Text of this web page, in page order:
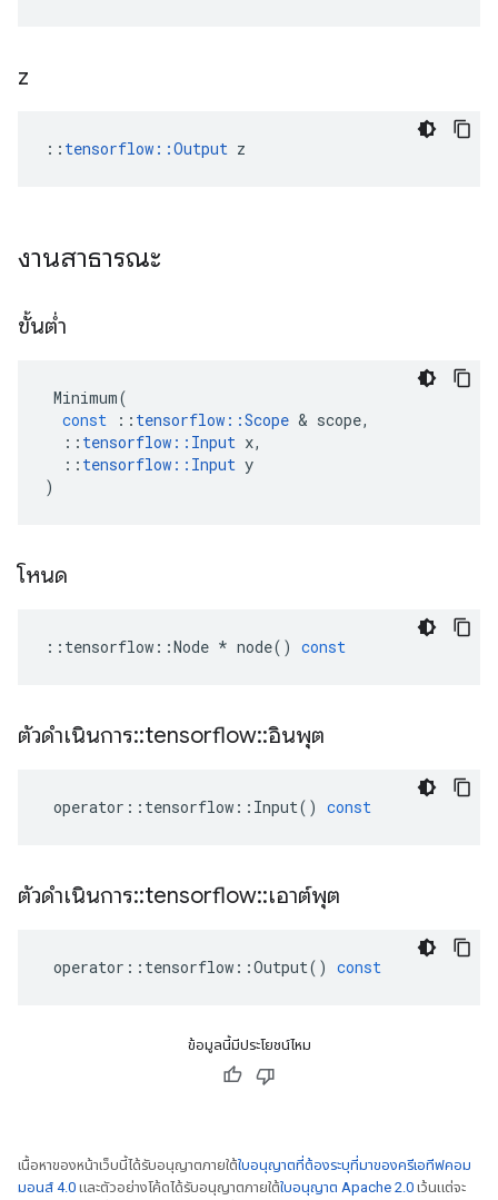
z
:: tensorflow::Output z
งานสาธารณะ
ขั้นต่ำ
Minimum(
const
:: tensorflow ::Scope & scope,
:: tensorflow :: Input x,
:: tensorflow :: Input y
)
โหนด
:: tensorflow ::Node * node() const
ตัวดำเนินการ::tensorflow::อินพุต
operator :: tensorflow :: Input() const
ตัวดำเนินการ::tensorflow::เอาต์พุต
operator :: tensorflow ::Output() const
ข้อมูลนี้มีประโยชน์ไหม
เนื้อหาของหน้าเว็บนี้ได้รับอนุญาตภายใต้ใบอนุญาตที่ต้องระบุที่มาของครีเอทีฟคอม
มอนส์ 4.0 และตัวอย่างโค้ดได้รับอนุญาตภายใต้ใบอนุญาต Apache 2.0 เว้นแต่จะ